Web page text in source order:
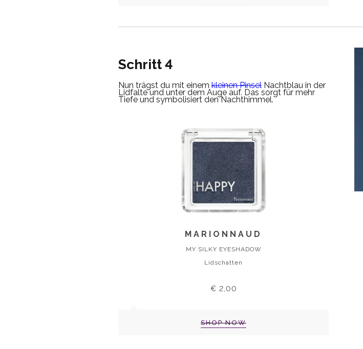
Schritt 4
Nun trägst du mit einem kleinen Pinsel Nachtblau in der
Lidfalte und unter dem Auge auf. Das sorgt für mehr
Tiefe und symbolisiert den Nachthimmel.
MARIONNAUD
MY SILKY EYESHADOW
Lidschatten
€ 2,00
SHOP NOW